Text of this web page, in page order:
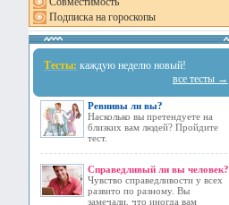
Подписка на гороскопы
Тесты: каждую неделю новый!
все тесты →
Ревнивы ли вы?
Насколько вы претендуете на
близких вам людей? Пройдите
тест.
Справедливый ли вы человек?
Чувство справедливости у всех
развито по разному. Вы
замечали, что иногда вам